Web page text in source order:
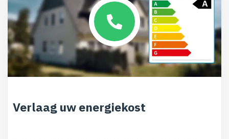
Verlaag uw energiekost